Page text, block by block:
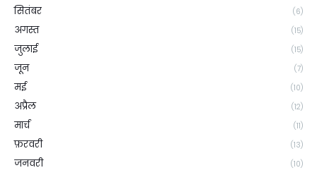
सितंबर (6)
अगस्त (15)
जुलाई (15)
जून (7)
मई (10)
अप्रैल (12)
मार्च (11)
फ़रवरी (13)
जनवरी (10)